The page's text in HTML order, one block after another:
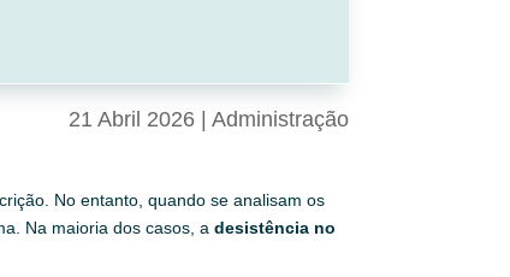
21 Abril 2026| Administração
No entanto, quando se analisam os
Na maioria dos casos, adesistência no